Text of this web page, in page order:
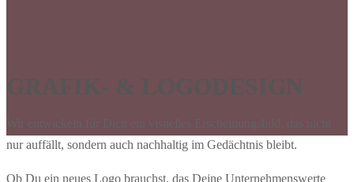
GRAFIK- & LOGODESIGN
nur auffällt, sondern auch nachhaltig im Gedächtnis bleibt.
Ob Du ein neues Logo brauchst, das Deine Unternehmenswerte